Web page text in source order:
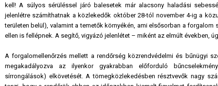
kell! A súlyos sérüléssel járó balesetek már alacsony haladási
jelenlétre számíthatnak a közlekedők október 28-tól november 4-ig a
területen belül), valamint a temetők környékén, ami elsősorban a
ellen is fellépnek. A segítő, vigyázó jelenlétet – miként az elmúlt években,
A forgalomellenőrzés mellett a rendőrség közrendvédelmi és bűnügyi
megakadályozva az ilyenkor gyakrabban előforduló
sírrongálások) elkövetését. A tömegközlekedésben résztvevők nagy